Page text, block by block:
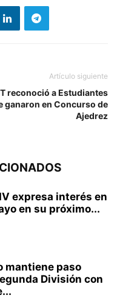
Artículo siguiente
reconoció a Estudiantes
ganaron en Concurso de
Ajedrez
expresa interés en
en su próximo...
mantiene paso
División con